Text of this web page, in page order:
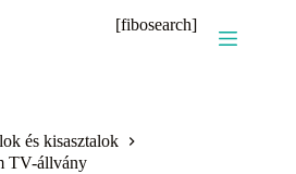
[fibosearch]
és kisasztalok
TV-állvány